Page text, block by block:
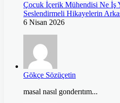
Çocuk İçerik Mühendisi Ne İş
Seslendirmeli Hikayelerin
6 Nisan 2026
Gökçe Sözüçetin
masal nasıl gonderıtım...